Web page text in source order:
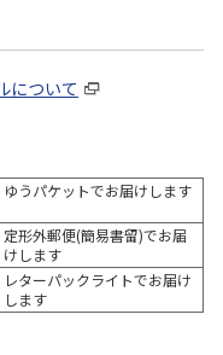
について
ゆうパケットでお届けします
定形外郵便(簡易書留)でお届
けします
レターパックライトでお届け
します